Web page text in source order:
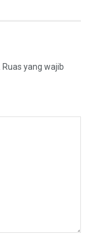
Ruas yang wajib